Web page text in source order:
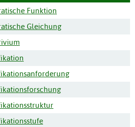
Funktion
Gleichung